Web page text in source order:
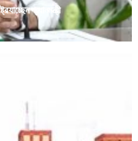
যাচ্ছেন প্রধানমন্ত্রী